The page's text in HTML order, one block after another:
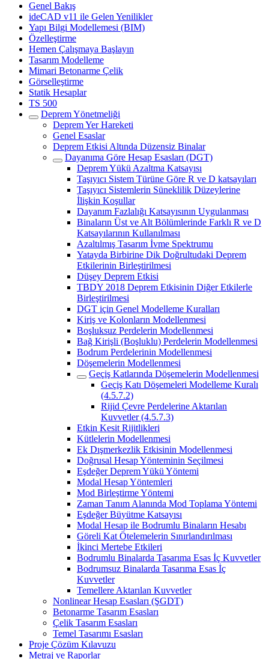
Genel Bakış
ideCAD v11 ile Gelen Yenilikler
Yapı Bilgi Modellemesi (BIM)
Özelleştirme
Hemen Çalışmaya Başlayın
Tasarım Modelleme
Mimari Betonarme Çelik
Görselleştirme
Statik Hesaplar
TS 500
Deprem Yönetmeliği
Deprem Yer Hareketi
Genel Esaslar
Deprem Etkisi Altında Düzensiz Binalar
Dayanıma Göre Hesap Esasları (DGT)
Deprem Yükü Azaltma Katsayısı
Taşıyıcı Sistem Türüne Göre R ve D katsayıları
Taşıyıcı Sistemlerin Süneklilik Düzeylerine
İlişkin Koşullar
Dayanım Fazlalığı Katsayısının Uygulanması
Binaların Üst ve Alt Bölümlerinde Farklı R ve D
Katsayılarının Kullanılması
Azaltılmış Tasarım İvme Spektrumu
Yatayda Birbirine Dik Doğrultudaki Deprem
Etkilerinin Birleştirilmesi
Düşey Deprem Etkisi
TBDY 2018 Deprem Etkisinin Diğer Etkilerle
Birleştirilmesi
DGT için Genel Modelleme Kuralları
Kiriş ve Kolonların Modellenmesi
Boşluksuz Perdelerin Modellenmesi
Bağ Kirişli (Boşluklu) Perdelerin Modellenmesi
Bodrum Perdelerinin Modellenmesi
Döşemelerin Modellenmesi
Geçiş Katlarında Döşemelerin Modellenmesi
Geçiş Katı Döşemeleri Modelleme Kuralı
(4.5.7.2)
Rijid Çevre Perdelerine Aktarılan
Kuvvetler (4.5.7.3)
Etkin Kesit Rijitlikleri
Kütlelerin Modellenmesi
Ek Dışmerkezlik Etkisinin Modellenmesi
Doğrusal Hesap Yönteminin Seçilmesi
Eşdeğer Deprem Yükü Yöntemi
Modal Hesap Yöntemleri
Mod Birleştirme Yöntemi
Zaman Tanım Alanında Mod Toplama Yöntemi
Eşdeğer Büyütme Katsayısı
Modal Hesap ile Bodrumlu Binaların Hesabı
Göreli Kat Ötelemelerin Sınırlandırılması
İkinci Mertebe Etkileri
Bodrumlu Binalarda Tasarıma Esas İç Kuvvetler
Bodrumsuz Binalarda Tasarıma Esas İç
Kuvvetler
Temellere Aktarılan Kuvvetler
Nonlinear Hesap Esasları (ŞGDT)
Betonarme Tasarım Esasları
Çelik Tasarım Esasları
Temel Tasarımı Esasları
Proje Çözüm Kılavuzu
Metraj ve Raporlar